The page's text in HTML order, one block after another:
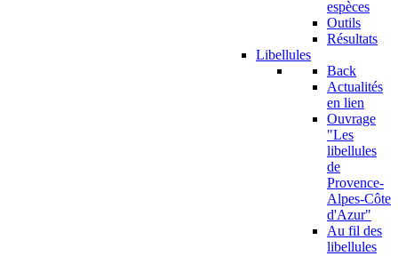
espèces
Outils
Résultats
Libellules
Back
Actualités
en lien
Ouvrage
"Les
libellules
de
Provence-
Alpes-Côte
d'Azur"
Au fil des
libellules